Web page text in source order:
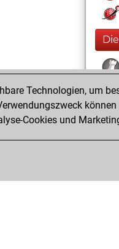
Technologien, um
Cookies und